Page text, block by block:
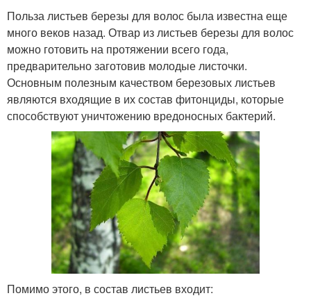
Польза листьев березы для волос была известна еще
много веков назад. Отвар из листьев березы для волос
можно готовить на протяжении всего года,
предварительно заготовив молодые листочки.
Основным полезным качеством березовых листьев
являются входящие в их состав фитонциды, которые
способствуют уничтожению вредоносных бактерий.
Помимо этого, в состав листьев входит: